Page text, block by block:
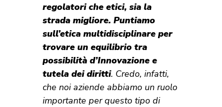
regolatori che etici, sia la
strada migliore. Puntiamo
sull’etica multidisciplinare per
trovare un equilibrio tra
possibilità d’Innovazione e
tutela dei diritti. Credo, infatti,
che noi aziende abbiamo un ruolo
importante per questo tipo di